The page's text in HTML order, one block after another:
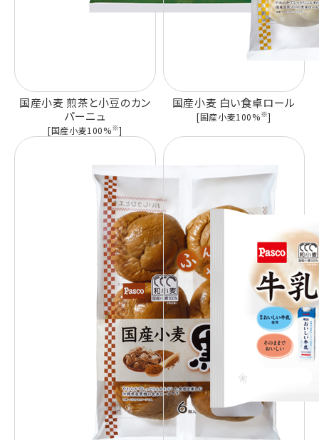
国産小麦 煎茶と小豆のカン
パーニュ
[国産小麦100%※]
国産小麦 白い食卓ロール
[国産小麦100%※]